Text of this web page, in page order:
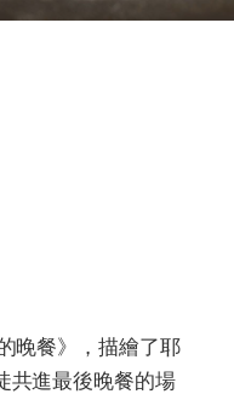
晚餐》，描繪了耶
共進最後晚餐的場